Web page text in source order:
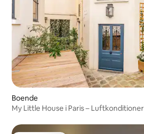
Boende
My Little House i Paris –